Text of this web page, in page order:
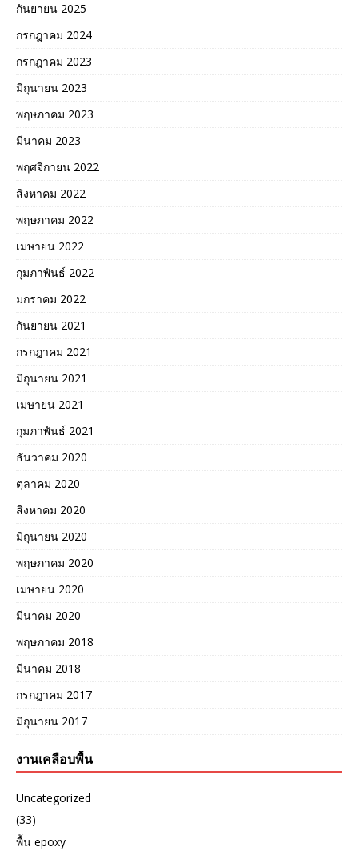
กันยายน 2025
กรกฎาคม 2024
กรกฎาคม 2023
มิถุนายน 2023
พฤษภาคม 2023
มีนาคม 2023
พฤศจิกายน 2022
สิงหาคม 2022
พฤษภาคม 2022
เมษายน 2022
กุมภาพันธ์ 2022
มกราคม 2022
กันยายน 2021
กรกฎาคม 2021
มิถุนายน 2021
เมษายน 2021
กุมภาพันธ์ 2021
ธันวาคม 2020
ตุลาคม 2020
สิงหาคม 2020
มิถุนายน 2020
พฤษภาคม 2020
เมษายน 2020
มีนาคม 2020
พฤษภาคม 2018
มีนาคม 2018
กรกฎาคม 2017
มิถุนายน 2017
งานเคลือบพื้น
Uncategorized
(33)
พื้น epoxy